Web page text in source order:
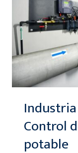
Control
potable